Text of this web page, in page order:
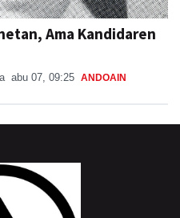
Ama Kandidaren
abu 07, 09:25 ANDOAIN